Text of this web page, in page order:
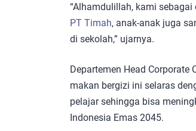
“Alhamdulillah, kami
PT Timah, anak-anak juga
di sekolah,” ujarnya.
Departemen Head Corporate
makan bergizi ini selaras
pelajar sehingga bisa
Indonesia Emas 2045.